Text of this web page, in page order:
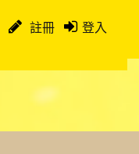
註冊 登入